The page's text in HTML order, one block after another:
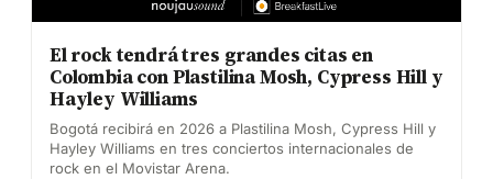
El rock tendrá tres grandes citas en
Colombia con Plastilina Mosh, Cypress Hill y
Hayley Williams
Bogotá recibirá en 2026 a Plastilina Mosh, Cypress Hill y
Hayley Williams en tres conciertos internacionales de
rock en el Movistar Arena.